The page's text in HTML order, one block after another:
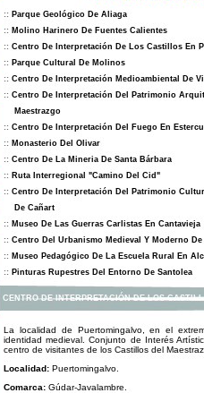
:: Parque Geológico De Aliaga
:: Molino Harinero De Fuentes Calientes
:: Centro De Interpretación De Los Castillos En
:: Parque Cultural De Molinos
:: Centro De Interpretación Medioambiental De
:: Centro De Interpretación Del Patrimonio
Maestrazgo
:: Centro De Interpretación Del Fuego En
:: Monasterio Del Olivar
:: Centro De La Mineria De Santa Bárbara
:: Ruta Interregional "Camino Del Cid"
:: Centro De Interpretación Del Patrimonio
De Cañart
:: Museo De Las Guerras Carlistas En Cantavieja
:: Centro Del Urbanismo Medieval Y Moderno
:: Museo Pedagógico De La Escuela Rural En
:: Pinturas Rupestres Del Entorno De Santolea
CENTRO DE INTERPRETACIÓN DE LOS
La localidad de Puertomingalvo, en el
identidad medieval. Conjunto de Interés
centro de visitantes de los Castillos del
Localidad: Puertomingalvo.
Comarca: Gúdar-Javalambre.